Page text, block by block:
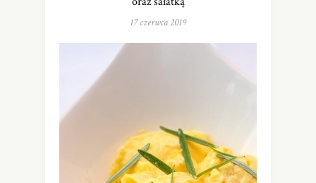
17 czerwca 2019